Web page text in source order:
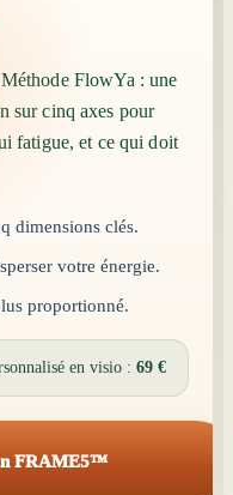
FlowYa : une
sur cinq axes pour
fatigue, et ce qui doit
dimensions clés.
votre énergie.
proportionné.
en visio : 69 €
FRAME5™